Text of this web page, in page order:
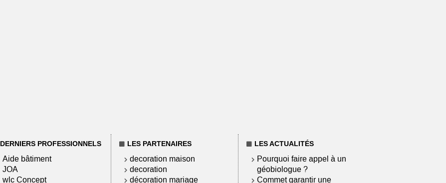
DERNIERS PROFESSIONNELS
Aide bâtiment
JOA
wlc Concept
LES PARTENAIRES
decoration maison
decoration
décoration mariage
LES ACTUALITÉS
Pourquoi faire appel à un
géobiologue ?
Commet garantir une